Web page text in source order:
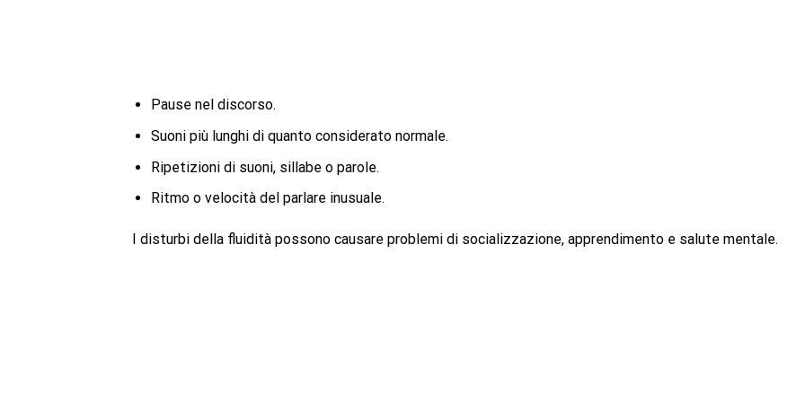
Pause nel discorso.
Suoni più lunghi di quanto considerato normale.
Ripetizioni di suoni, sillabe o parole.
Ritmo o velocità del parlare inusuale.
I disturbi della fluidità possono causare problemi di socializzazione, apprendimento e salute mentale.